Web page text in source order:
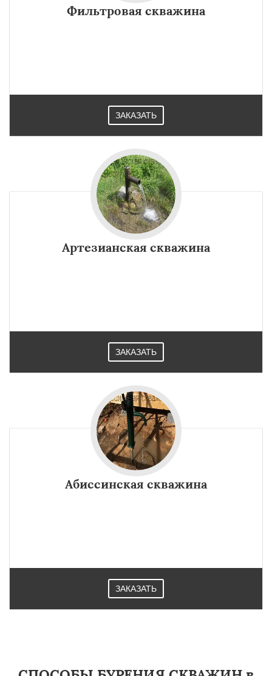
Фильтровая скважина
ЗАКАЗАТЬ
Артезианская скважина
ЗАКАЗАТЬ
Абиссинская скважина
ЗАКАЗАТЬ